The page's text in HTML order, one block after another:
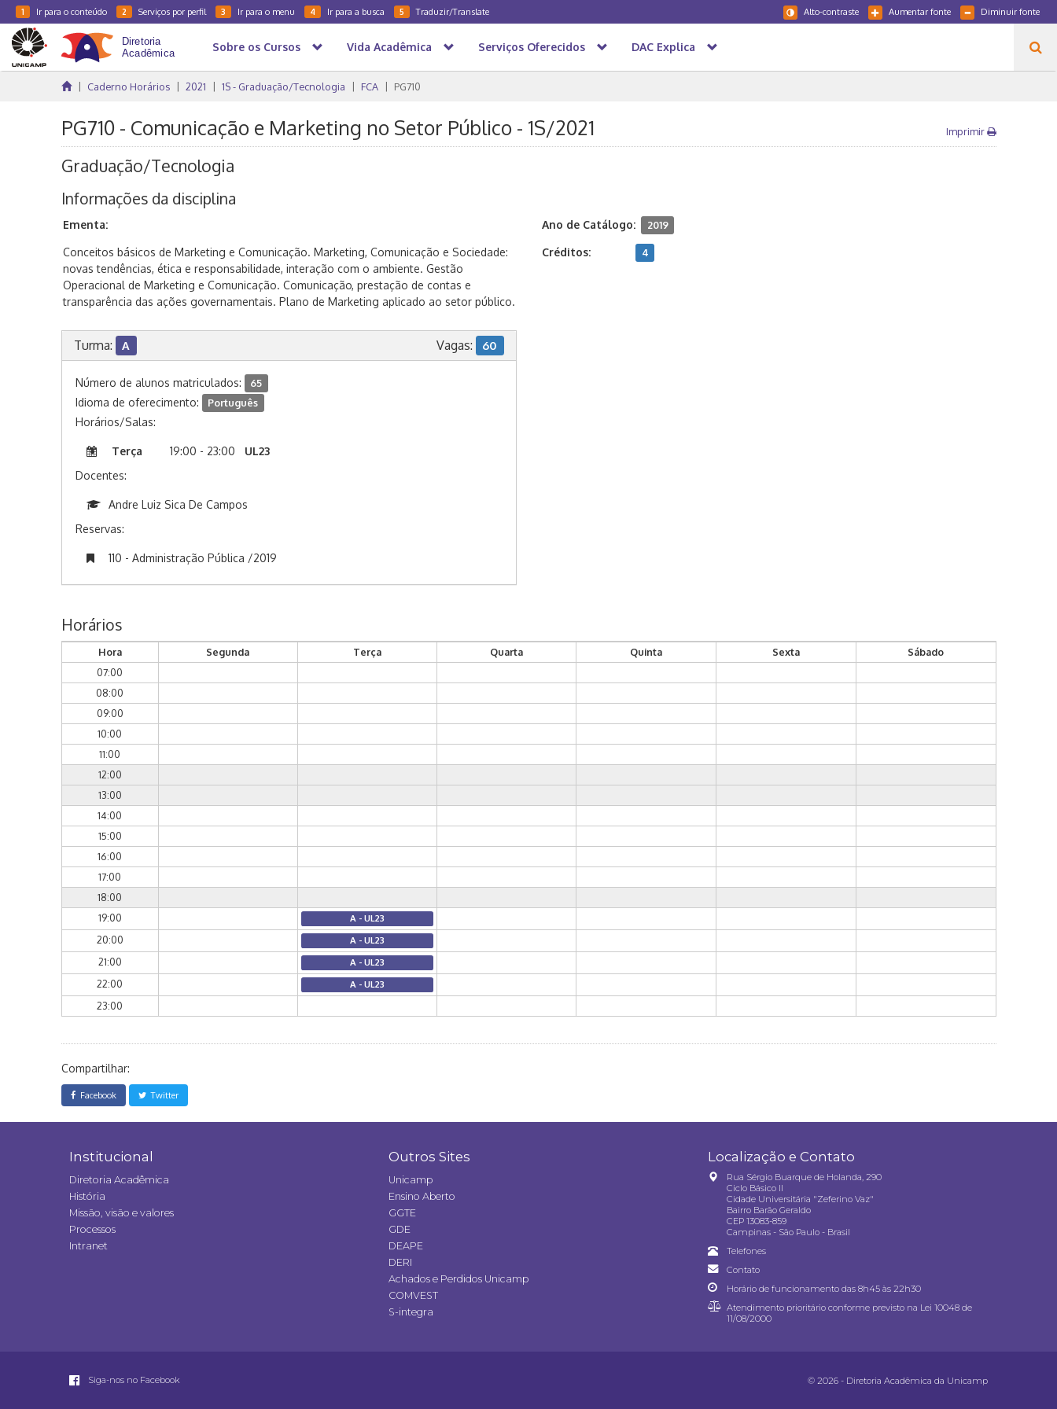
1 Ir para o conteúdo 2 Serviços por perfil 3 Ir para o menu 4 Ir para a busca 5 Traduzir/Translate Diminuir fonte
Aumentar fonte
Alto-contraste
Sobre os Cursos Vida Acadêmica Serviços Oferecidos DAC Explica
Caderno Horários 2021 1S - Graduação/Tecnologia FCA PG710
PG710 - Comunicação e Marketing no Setor Público - 1S/2021 Imprimir
Graduação/Tecnologia
Informações da disciplina
Ementa:
Conceitos básicos de Marketing e Comunicação. Marketing, Comunicação e Sociedade:
novas tendências, ética e responsabilidade, interação com o ambiente. Gestão
Operacional de Marketing e Comunicação. Comunicação, prestação de contas e
transparência das ações governamentais. Plano de Marketing aplicado ao setor público.
Ano de Catálogo: 2019
Créditos: 4
Turma: A Vagas: 60
Número de alunos matriculados: 65
Idioma de oferecimento: Português
Horários/Salas:
Terça 19:00 - 23:00
UL23
Docentes:
Andre Luiz Sica De Campos
Reservas:
110 - Administração Pública /2019
Horários
Hora Segunda Terça Quarta Quinta Sexta
Sábado
07:00
08:00
09:00
10:00
11:00
12:00
13:00
14:00
15:00
16:00
17:00
18:00
19:00
A - UL23
20:00 A - UL23
21:00 A - UL23
22:00 A - UL23
23:00
Compartilhar:
Facebook Twitter
Institucional
Diretoria Acadêmica
História
Missão, visão e valores
Processos
Intranet
Outros Sites
Unicamp
Ensino Aberto
GGTE
GDE
DEAPE
DERI
Achados e Perdidos Unicamp
COMVEST
S-integra
Localização e Contato
Rua Sérgio Buarque de Holanda, 290
Ciclo Básico II
Cidade Universitária "Zeferino Vaz"
Bairro Barão Geraldo
CEP 13083-859
Campinas - São Paulo - Brasil
Telefones
Contato
Horário de funcionamento das 8h45 às 22h30
Atendimento prioritário conforme previsto na Lei 10048 de
11/08/2000
Siga-nos no Facebook © 2026 - Diretoria Acadêmica da Unicamp